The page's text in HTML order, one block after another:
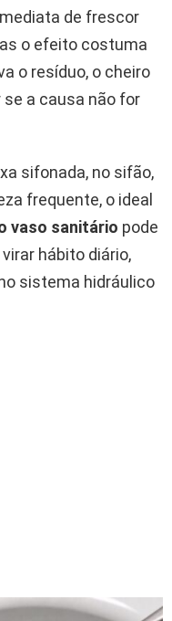
de frescor
o efeito costuma
o resíduo, o cheiro
se a causa não for
sifonada, no sifão,
frequente, o ideal
vaso sanitário pode
hábito diário,
sistema hidráulico